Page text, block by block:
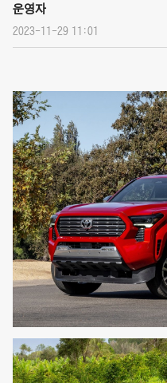
운영자
2023-11-29 11:01